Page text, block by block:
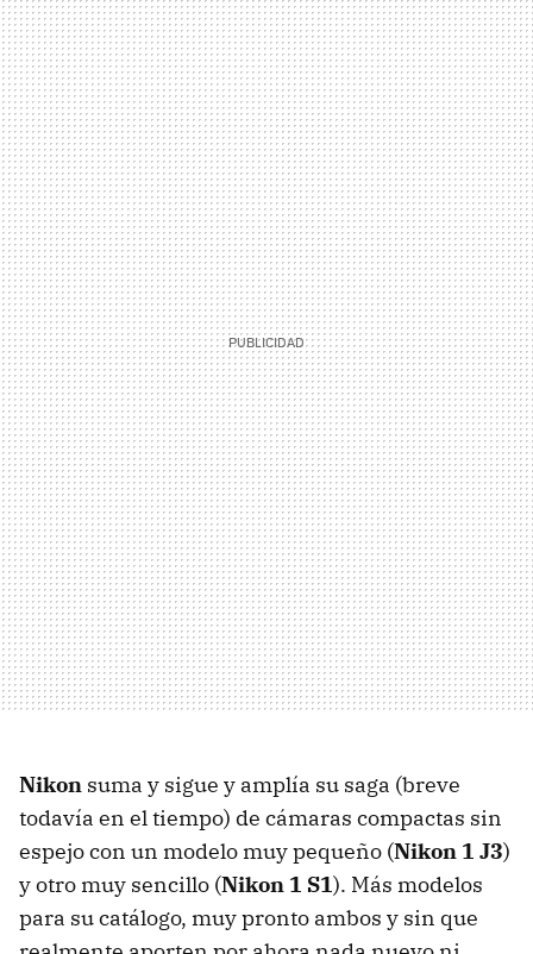
Nikon suma y sigue y amplía su saga (breve
todavía en el tiempo) de cámaras compactas sin
espejo con un modelo muy pequeño (Nikon 1 J3)
y otro muy sencillo (Nikon 1 S1). Más modelos
para su catálogo, muy pronto ambos y sin que